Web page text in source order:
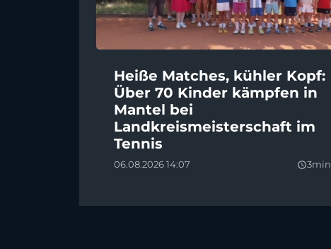
Heiße Matches, kühler Kopf:
Über 70 Kinder kämpfen in
Mantel bei
Landkreismeisterschaft im
Tennis
06.08.2026 14:07 query_builder3min